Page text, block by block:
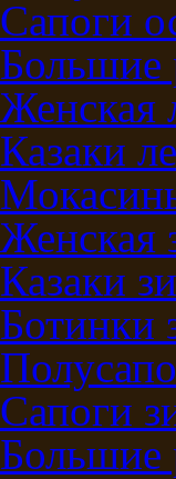
Сапоги
Большие
Женская
Казаки
Женская
Казаки
Ботинки
Сапоги
Большие